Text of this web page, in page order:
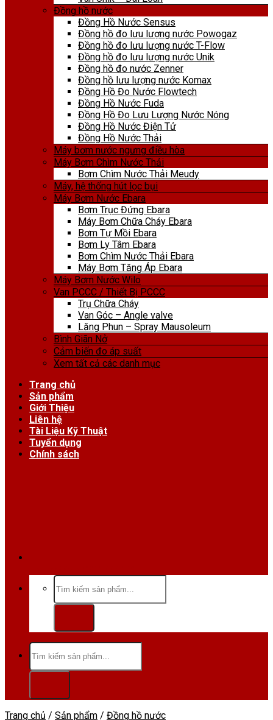
Đồng hồ nước
Đồng Hồ Nước Sensus
Đồng hồ đo lưu lượng nước Powogaz
Đồng hồ đo lưu lượng nước T-Flow
Đồng hồ đo lưu lượng nước Unik
Đồng hồ đo nước Zenner
Đồng hồ lưu lượng nước Komax
Đồng Hồ Đo Nước Flowtech
Đồng Hồ Nước Fuda
Đồng Hồ Đo Lưu Lượng Nước Nóng
Đồng Hồ Nước Điện Tử
Đồng Hồ Nước Thải
Máy bơm nước ngưng điều hòa
Máy Bơm Chìm Nước Thải
Bơm Chìm Nước Thải Meudy
Máy, hệ thống hút lọc bụi
Máy Bơm Nước Ebara
Bơm Trục Đứng Ebara
Máy Bơm Chữa Cháy Ebara
Bơm Tự Mồi Ebara
Bơm Ly Tâm Ebara
Bơm Chìm Nước Thải Ebara
Máy Bơm Tăng Áp Ebara
Máy Bơm Nước Wilo
Van PCCC / Thiết Bị PCCC
Trụ Chữa Cháy
Van Góc – Angle valve
Lăng Phun – Spray Mausoleum
Bình Giãn Nở
Cảm biến đo áp suất
Xem tất cả các danh mục
Trang chủ
Sản phẩm
Giới Thiệu
Liên hệ
Tài Liệu Kỹ Thuật
Tuyển dụng
Chính sách
Tìm
kiếm:
Tìm
kiếm:
Trang chủ / Sản phẩm / Đồng hồ nước